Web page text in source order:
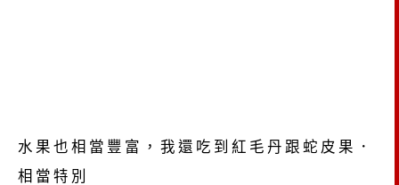
水果也相當豐富，我還吃到紅毛丹跟蛇皮果．
相當特別